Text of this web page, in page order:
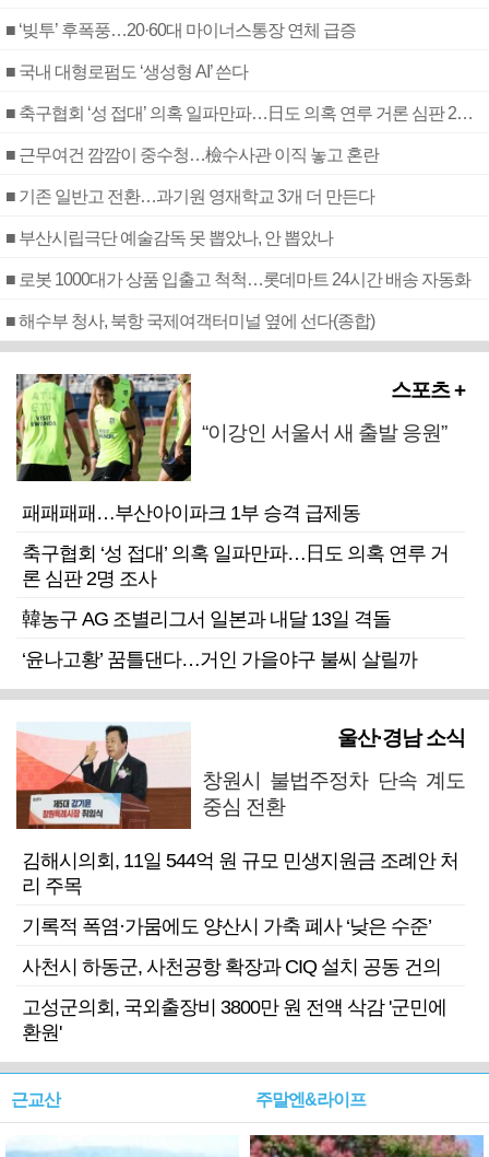
■ ‘빚투’ 후폭풍…20·60대 마이너스통장 연체 급증
■ 국내 대형로펌도 ‘생성형 AI’ 쓴다
■ 축구협회 ‘성 접대’ 의혹 일파만파…日도 의혹 연루 거론 심판 2명 조사
■ 근무여건 깜깜이 중수청…檢수사관 이직 놓고 혼란
■ 기존 일반고 전환…과기원 영재학교 3개 더 만든다
■ 부산시립극단 예술감독 못 뽑았나, 안 뽑았나
■ 로봇 1000대가 상품 입출고 척척…롯데마트 24시간 배송 자동화
■ 해수부 청사, 북항 국제여객터미널 옆에 선다(종합)
스포츠 +
“이강인 서울서 새 출발 응원”
패패패패…부산아이파크 1부 승격 급제동
축구협회 ‘성 접대’ 의혹 일파만파…日도 의혹 연루 거
론 심판 2명 조사
韓농구 AG 조별리그서 일본과 내달 13일 격돌
‘윤나고황’ 꿈틀댄다…거인 가을야구 불씨 살릴까
울산·경남 소식
창원시 불법주정차 단속 계도
중심 전환
김해시의회, 11일 544억 원 규모 민생지원금 조례안 처
리 주목
기록적 폭염·가뭄에도 양산시 가축 폐사 ‘낮은 수준’
사천시 하동군, 사천공항 확장과 CIQ 설치 공동 건의
고성군의회, 국외출장비 3800만 원 전액 삭감 '군민에
환원'
근교산 주말엔&라이프